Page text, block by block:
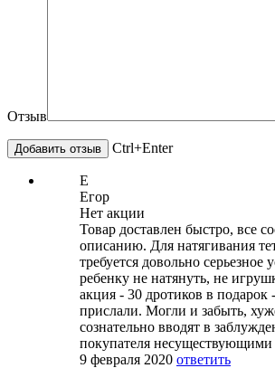
Отзыв
Ctrl+Enter
Е
Егор
Нет акции
Товар доставлен быстро, все
описанию. Для натягивания
требуется довольно серьезное
ребенку не натянуть, не
акция - 30 дротиков в подарок
прислали. Могли и забыть,
сознательно вводят в
покупателя
9 февраля 2020 ответить